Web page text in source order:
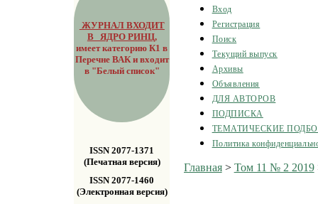
ЖУРНАЛ ВХОДИТ
В ЯДРО РИНЦ,
имеет категорию К1 в
Перечне ВАК и входит
в "Белый список"
ISSN 2077-1371
(Печатная версия)
ISSN 2077-1460
(Электронная версия)
Вход
Регистрация
Поиск
Текущий выпуск
Архивы
Объявления
ДЛЯ АВТОРОВ
ПОДПИСКА
ТЕМАТИЧЕСКИЕ
Политика
Главная> Том 11 № 2 2019